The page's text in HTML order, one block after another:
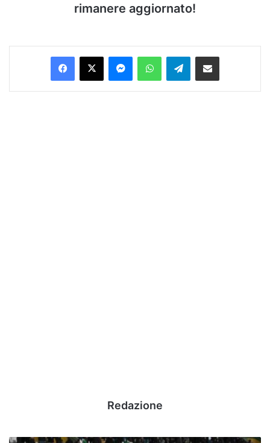
rimanere aggiornato!
Facebook
X MessengerWhatsAppTelegramCondividi via Email
Redazione